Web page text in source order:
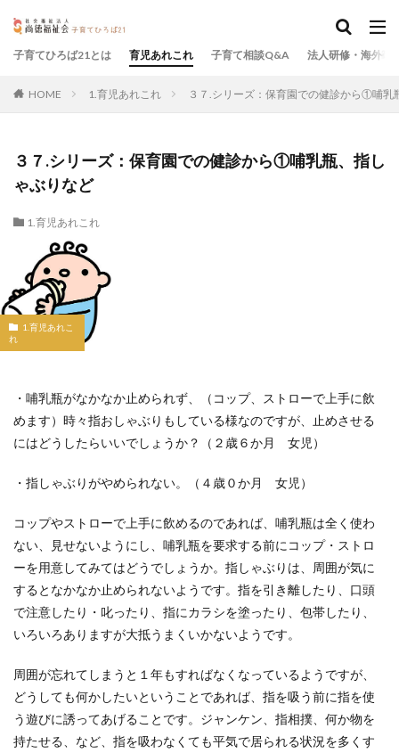
子育てひろば21とは 育児あれこれ 子育て相談Q&A 法人研修・海外研
HOME 1.育児あれこれ ３７.シリーズ：保育園での健診から①哺乳
３７.シリーズ：保育園での健診から①哺乳瓶、指し
ゃぶりなど
1.育児あれこれ
1.育児あれこ
れ
・哺乳瓶がなかなか止められず、（コップ、ストローで上手に飲
めます）時々指おしゃぶりもしている様なのですが、止めさせる
にはどうしたらいいでしょうか？（２歳６か月 女児）
・指しゃぶりがやめられない。（４歳０か月 女児）
コップやストローで上手に飲めるのであれば、哺乳瓶は全く使わ
ない、見せないようにし、哺乳瓶を要求する前にコップ・ストロ
ーを用意してみてはどうでしょうか。指しゃぶりは、周囲が気に
するとなかなか止められないようです。指を引き離したり、口頭
で注意したり・叱ったり、指にカラシを塗ったり、包帯したり、
いろいろありますが大抵うまくいかないようです。
周囲が忘れてしまうと１年もすればなくなっているようですが、
どうしても何かしたいということであれば、指を吸う前に指を使
う遊びに誘ってあげることです。ジャンケン、指相撲、何か物を
持たせる、など、指を吸わなくても平気で居られる状況を多くす